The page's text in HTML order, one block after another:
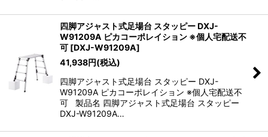
四脚アジャスト式足場台 スタッピー DXJ-
W91209A ピカコーポレイション ※個人宅配送不
可 [DXJ-W91209A]
41,938円(税込)
四脚アジャスト式足場台 スタッピー DXJ-
W91209A ピカコーポレイション ※個人宅配送不
可 製品名 四脚アジャスト式足場台 スタッピー
DXJ-W91209A…